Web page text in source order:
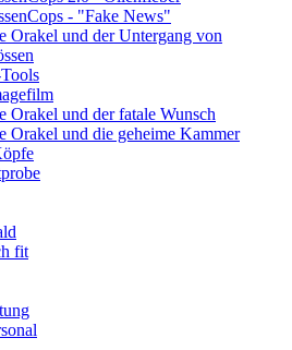
- "Fake News"
Orakel und der Untergang von
Orakel und der fatale Wunsch
Orakel und die geheime Kammer
fit